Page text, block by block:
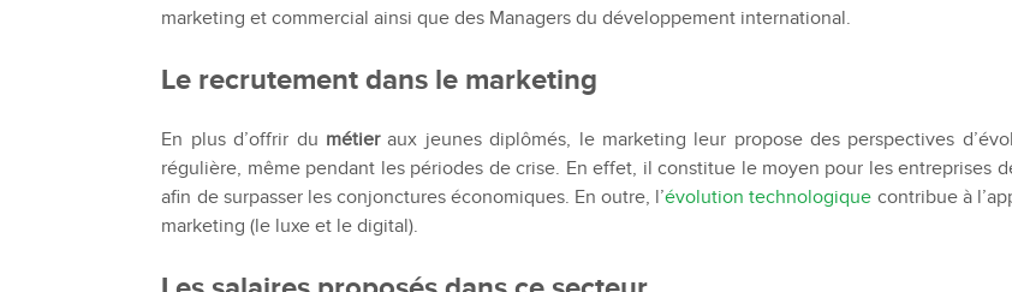
marketing et commercial ainsi que des Managers du développement international.
Le recrutement dans le marketing
En plus d’offrir du métieraux jeunes diplômés, le marketing leur propose des perspectives
régulière, même pendant les périodes de crise. En effet, il constitue le moyen pour les entreprises
afin de surpasser les conjonctures économiques. En outre, l’évolution technologique contribue à
marketing (le luxe et le digital).
Étudier à l'international
Projets et voyages
Programme Disney
Bachelor Commerce Marketing
Bachelor Marketing digital
Bachelor Communication, projets
événementiels et digitaux
Bachelor Communication
Marketing d'influence et Brand Content
Environnement
Mastère Marketing Produit :
Cosmétiques et Bien-être
Mastère Big Data & Intelligence